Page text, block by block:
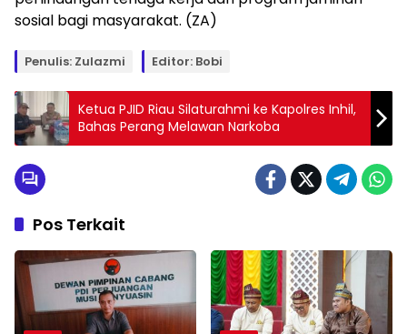
sosial bagi masyarakat. (ZA)
Penulis: Zulazmi Editor: Bobi
Ketua PJID Riau Silaturahmi ke Kapolres Inhil,
Bahas Perang Melawan Narkoba
Pos Terkait